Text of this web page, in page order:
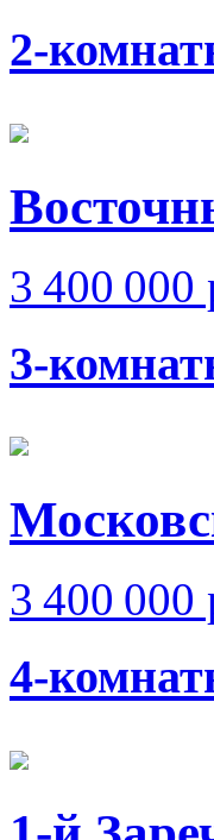
2-
3 400 000
3-
3 400 000
4-